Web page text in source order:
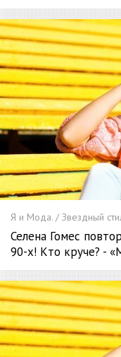
Я и Мода. / Звездный
Селена Гомес
90-х! Кто круче? -